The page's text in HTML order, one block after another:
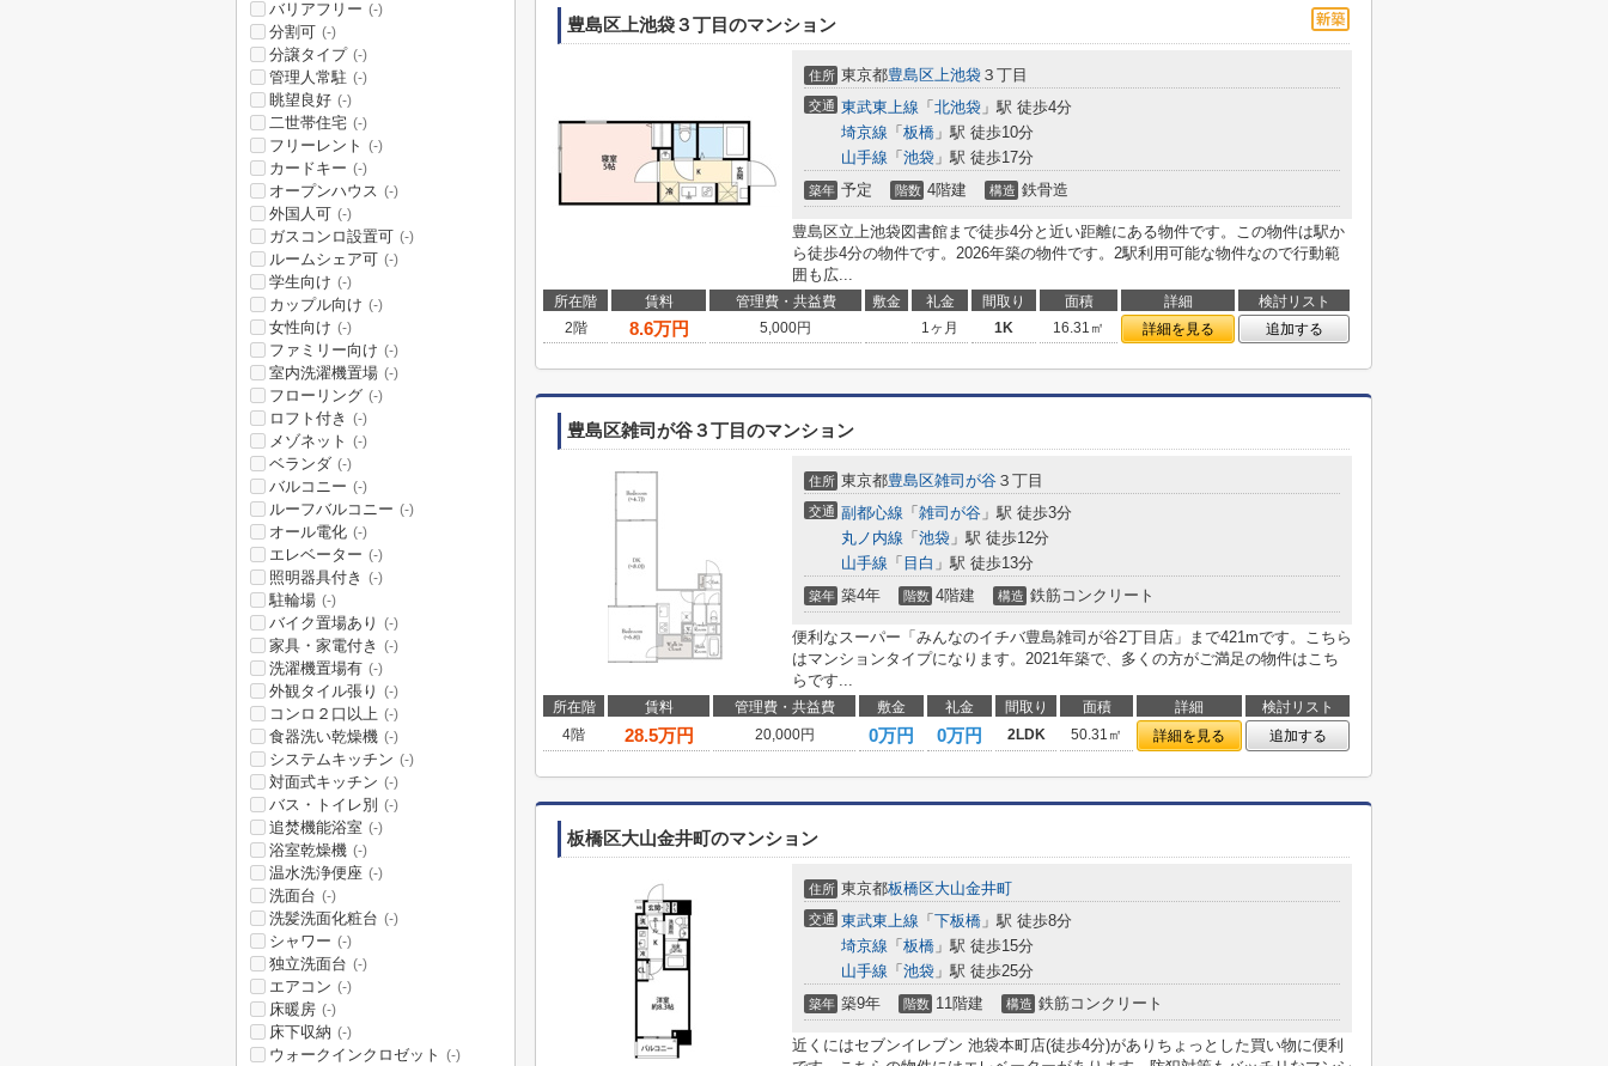
豊島区上池袋３丁目のマンション
住所 東京都豊島区上池袋 ３丁目
交通 東武東上線 「 北池袋 」駅 徒歩4分
埼京線 「 板橋 」駅 徒歩10分
山手線 「 池袋 」駅 徒歩17分
築年 予定 階数 4階建 構造 鉄骨造
豊島区立上池袋図書館まで徒歩4分と近い距離にある物件です。この物件は駅か
ら徒歩4分の物件です。2026年築の物件です。2駅利用可能な物件なので行動範
囲も広...
所在階 賃料 管理費・共益費 敷金 礼金 間取り 面積 詳細
検討リスト
2階
8.6万円 5,000円 1ヶ月 1K 16.31㎡ 詳細を見る 追加する
豊島区雑司が谷３丁目のマンション
住所 東京都豊島区雑司が谷 ３丁目
交通 副都心線 「 雑司が谷 」駅 徒歩3分
丸ノ内線 「 池袋 」駅 徒歩12分
山手線 「 目白 」駅 徒歩13分
築年 築4年 階数 4階建 構造 鉄筋コンクリート
便利なスーパー「みんなのイチバ豊島雑司が谷2丁目店」まで421mです。こちら
はマンションタイプになります。2021年築で、多くの方がご満足の物件はこち
らです...
所在階 賃料 管理費・共益費 敷金 礼金 間取り 面積 詳細
検討リスト
4階
28.5万円 20,000円 0万円 0万円 2LDK 50.31㎡ 詳細を見る 追加する
板橋区大山金井町のマンション
住所 東京都板橋区大山金井町
交通 東武東上線 「 下板橋 」駅 徒歩8分
埼京線 「 板橋 」駅 徒歩15分
山手線 「 池袋 」駅 徒歩25分
築年 築9年 階数 11階建 構造 鉄筋コンクリート
近くにはセブンイレブン 池袋本町店(徒歩4分)がありちょっとした買い物に便利
バリアフリー (-)
分割可 (-)
分譲タイプ (-)
管理人常駐 (-)
眺望良好 (-)
二世帯住宅 (-)
フリーレント (-)
カードキー (-)
オープンハウス (-)
外国人可 (-)
ガスコンロ設置可 (-)
ルームシェア可 (-)
学生向け (-)
カップル向け (-)
女性向け (-)
ファミリー向け (-)
室内洗濯機置場 (-)
フローリング (-)
ロフト付き (-)
メゾネット (-)
ベランダ (-)
バルコニー (-)
ルーフバルコニー (-)
オール電化 (-)
エレベーター (-)
照明器具付き (-)
駐輪場 (-)
バイク置場あり (-)
家具・家電付き (-)
洗濯機置場有 (-)
外観タイル張り (-)
コンロ２口以上 (-)
食器洗い乾燥機 (-)
システムキッチン (-)
対面式キッチン (-)
バス・トイレ別 (-)
追焚機能浴室 (-)
浴室乾燥機 (-)
温水洗浄便座 (-)
洗面台 (-)
洗髪洗面化粧台 (-)
シャワー (-)
独立洗面台 (-)
エアコン (-)
床暖房 (-)
床下収納 (-)
ウォークインクロゼット (-)